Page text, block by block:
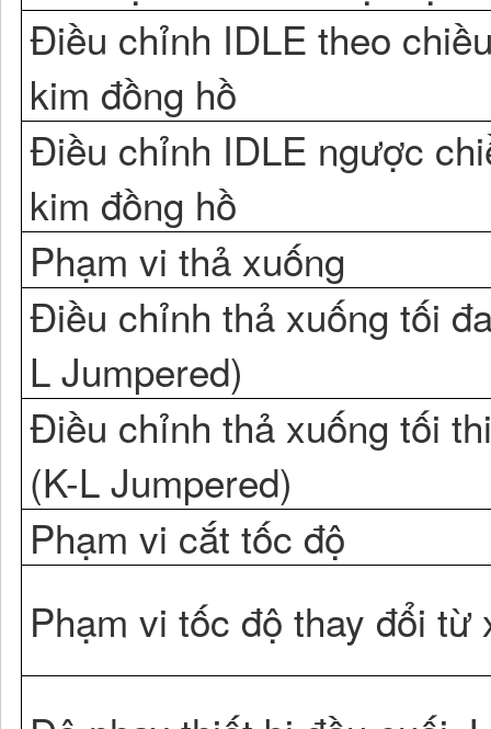
Điều chỉnh IDLE theo
kim đồng hồ
Điều chỉnh IDLE ngược
kim đồng hồ
Phạm vi thả xuống
Điều chỉnh thả xuống tối
L Jumpered)
Điều chỉnh thả xuống tối
(K-L Jumpered)
Phạm vi cắt tốc độ
Phạm vi tốc độ thay đổi từ